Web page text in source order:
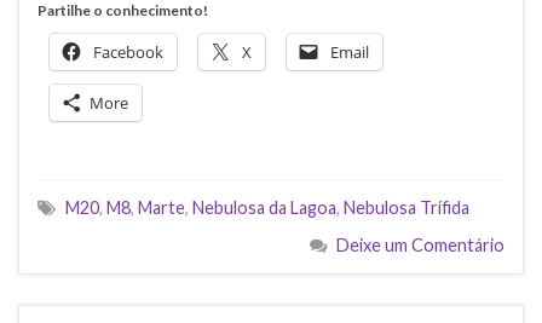
Partilhe o conhecimento!
Facebook X Email
More
M20, M8, Marte, Nebulosa da Lagoa, Nebulosa Trífida
Deixe um Comentário